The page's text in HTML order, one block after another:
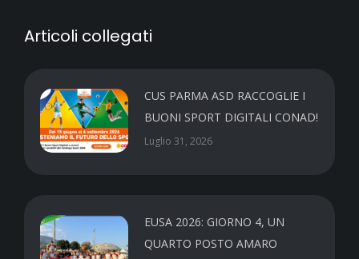
Articoli collegati
CUS PARMA ASD RACCOGLIE I
BUONI SPORT DIGITALI CONAD!
Luglio 31, 2026
EUSA 2026: GIORNO 4, UN
QUARTO POSTO AMARO